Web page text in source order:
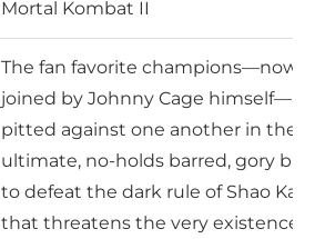
Mortal Kombat II
The fan favorite champions—now
joined by Johnny Cage
pitted against one another in the
ultimate, no-holds barred, gory
to defeat the dark rule of Shao
that threatens the very existence